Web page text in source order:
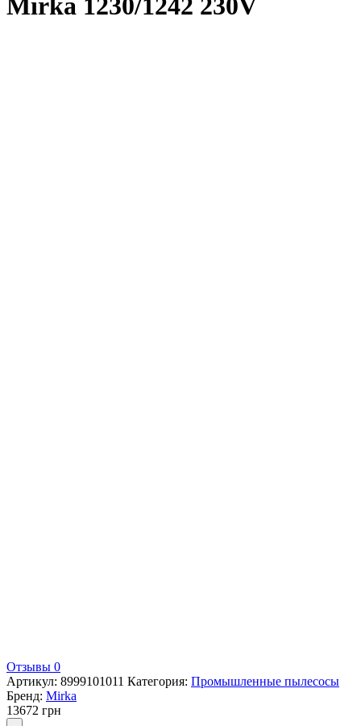
Mirka 1230/1242 230V
Отзывы 0
Артикул: 8999101011 Категория: Промышленные пылесосы
Бренд: Mirka
13672 грн